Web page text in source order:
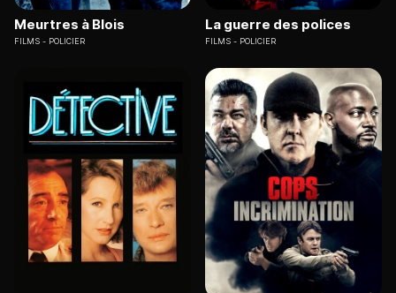
Meurtres à Blois
FILMS POLICIER
La guerre des polices
FILMS POLICIER